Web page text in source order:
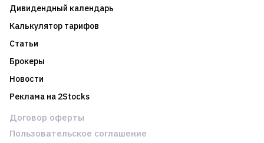
Дивидендный календарь
Калькулятор тарифов
Статьи
Брокеры
Новости
Реклама на 2Stocks
Договор оферты
Пользовательское соглашение